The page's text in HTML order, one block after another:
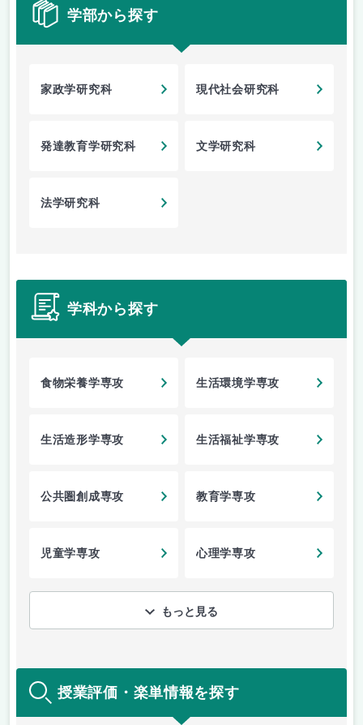
学部から探す
家政学研究科 現代社会研究科
発達教育学研究科 文学研究科
法学研究科
学科から探す
食物栄養学専攻 生活環境学専攻
生活造形学専攻 生活福祉学専攻
公共圏創成専攻 教育学専攻
児童学専攻 心理学専攻
もっと見る
授業評価・楽単情報を探す